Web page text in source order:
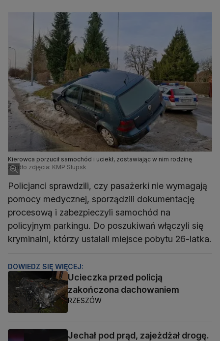
Kierowca porzucił samochód i uciekł, zostawiając w nim rodzinę
Źródło zdjęcia: KMP Słupsk
Policjanci sprawdzili, czy pasażerki nie wymagają
pomocy medycznej, sporządzili dokumentację
procesową i zabezpieczyli samochód na
policyjnym parkingu. Do poszukiwań włączyli się
kryminalni, którzy ustalali miejsce pobytu 26-latka.
DOWIEDZ SIĘ WIĘCEJ:
Ucieczka przed policją
zakończona dachowaniem
RZESZÓW
Jechał pod prąd, zajeżdżał drogę.